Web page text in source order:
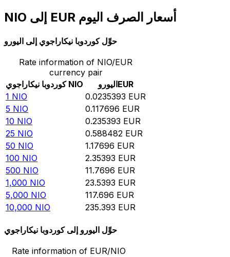
NIO إلى EUR أسعار الصرف اليوم
حوِّل كوردوبا نيكاراجوي إلى اليورو
Rate information of NIO/EUR
currency pair
كوردوبا نيكاراجوي NIO اليوروEUR
1 NIO 0.0235393 EUR
5 NIO 0.117696 EUR
10 NIO 0.235393 EUR
25 NIO 0.588482 EUR
50 NIO 1.17696 EUR
100 NIO 2.35393 EUR
500 NIO 11.7696 EUR
1,000 NIO 23.5393 EUR
5,000 NIO 117.696 EUR
10,000 NIO 235.393 EUR
حوِّل اليورو إلى كوردوبا نيكاراجوي
Rate information of EUR/NIO